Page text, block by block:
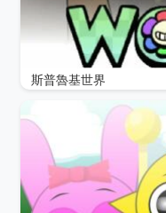
斯普魯基世界